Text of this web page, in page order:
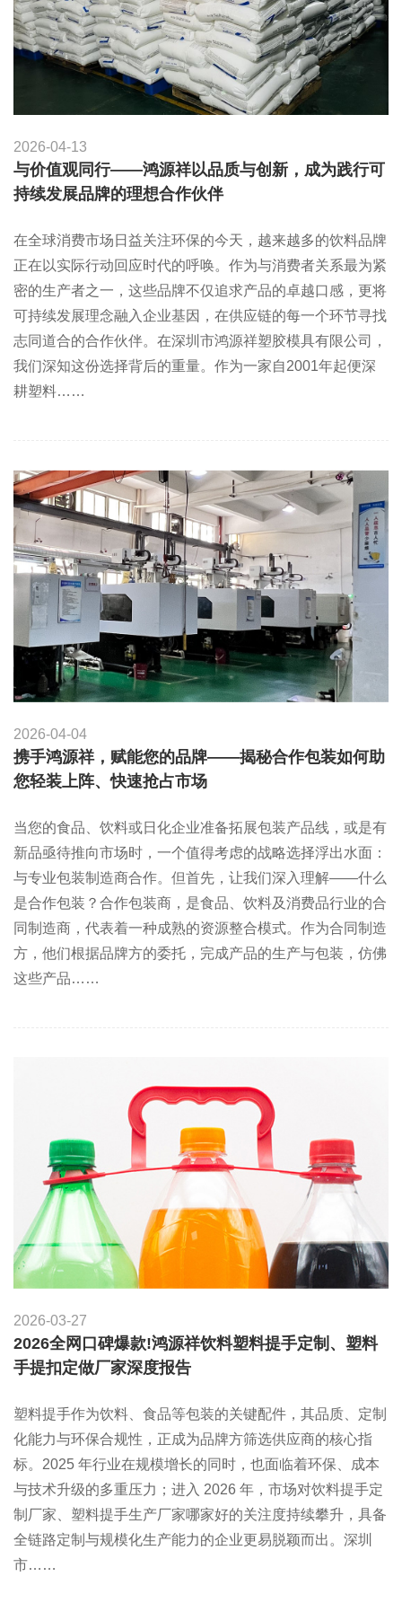
2026-04-13
与价值观同行——鸿源祥以品质与创新，成为践行可
持续发展品牌的理想合作伙伴
在全球消费市场日益关注环保的今天，越来越多的饮料品牌
正在以实际行动回应时代的呼唤。作为与消费者关系最为紧
密的生产者之一，这些品牌不仅追求产品的卓越口感，更将
可持续发展理念融入企业基因，在供应链的每一个环节寻找
志同道合的合作伙伴。在深圳市鸿源祥塑胶模具有限公司，
我们深知这份选择背后的重量。作为一家自2001年起便深
耕塑料……
2026-04-04
携手鸿源祥，赋能您的品牌——揭秘合作包装如何助
您轻装上阵、快速抢占市场
当您的食品、饮料或日化企业准备拓展包装产品线，或是有
新品亟待推向市场时，一个值得考虑的战略选择浮出水面：
与专业包装制造商合作。但首先，让我们深入理解——什么
是合作包装？合作包装商，是食品、饮料及消费品行业的合
同制造商，代表着一种成熟的资源整合模式。作为合同制造
方，他们根据品牌方的委托，完成产品的生产与包装，仿佛
这些产品……
2026-03-27
2026全网口碑爆款!鸿源祥饮料塑料提手定制、塑料
手提扣定做厂家深度报告
塑料提手作为饮料、食品等包装的关键配件，其品质、定制
化能力与环保合规性，正成为品牌方筛选供应商的核心指
标。2025 年行业在规模增长的同时，也面临着环保、成本
与技术升级的多重压力；进入 2026 年，市场对饮料提手定
制厂家、塑料提手生产厂家哪家好的关注度持续攀升，具备
全链路定制与规模化生产能力的企业更易脱颖而出。深圳
市……